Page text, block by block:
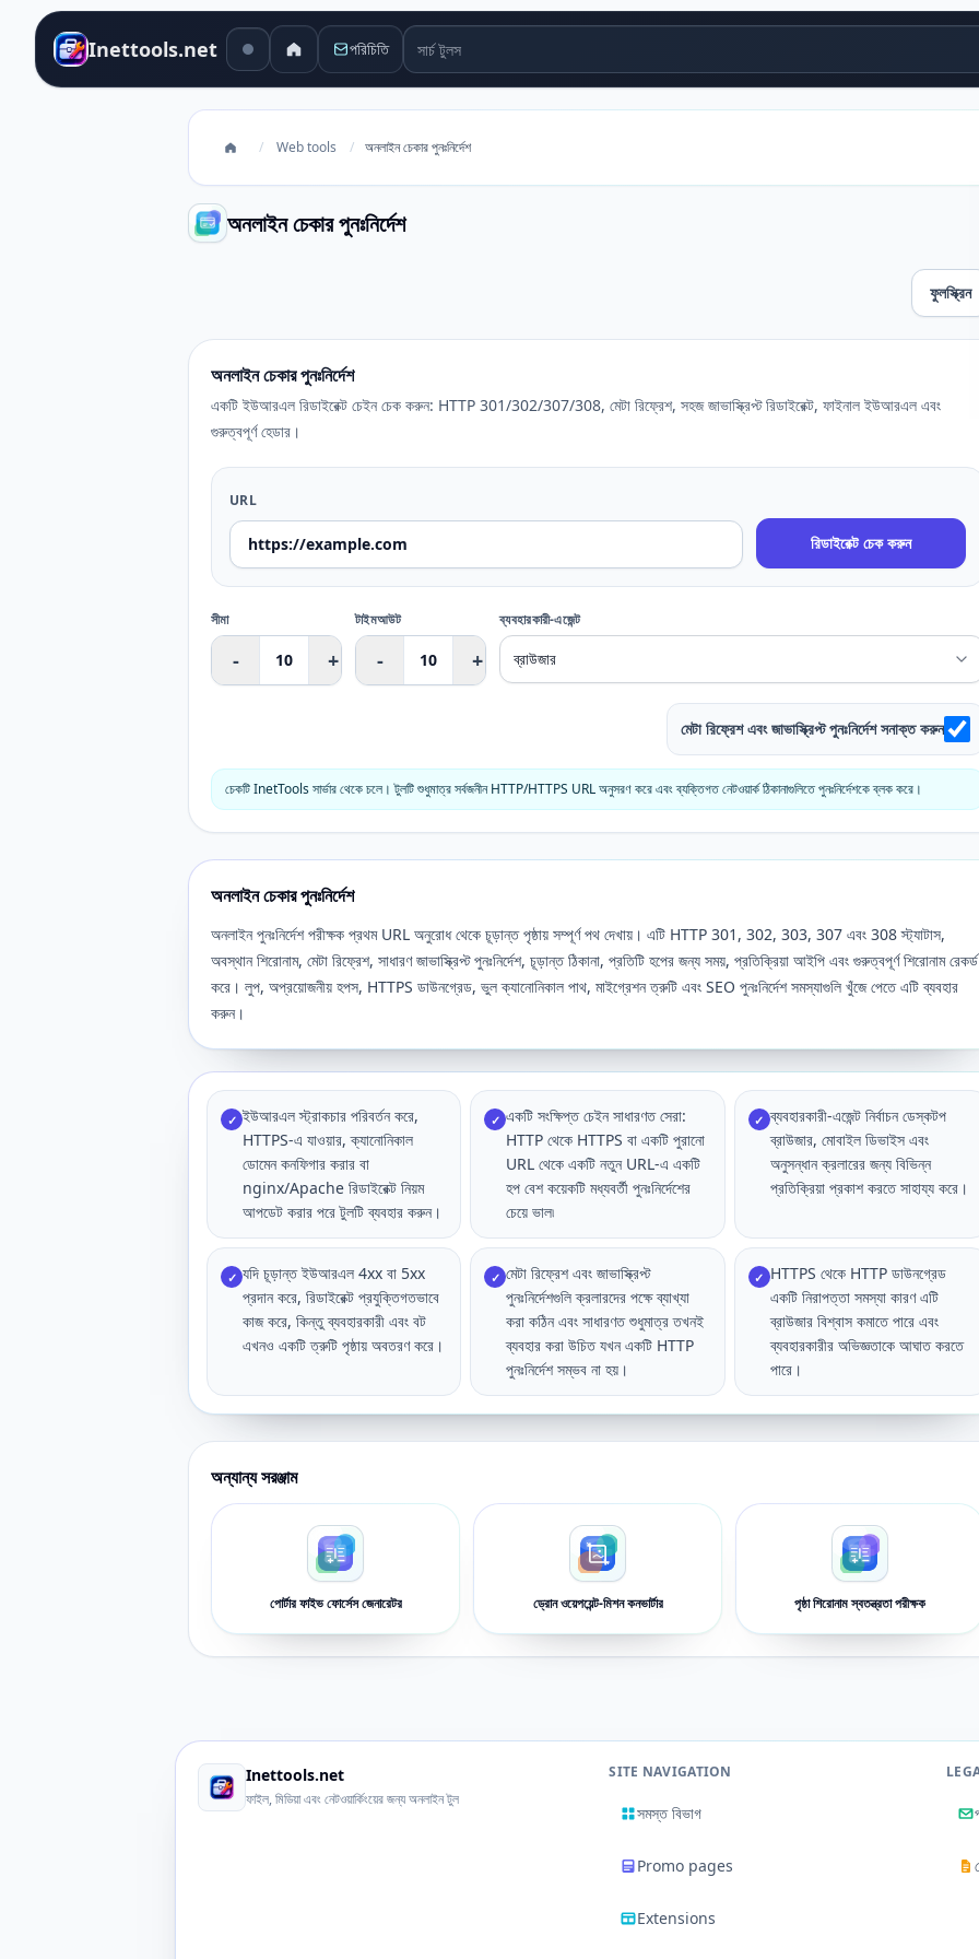
Inettools.net পরিচিতি সার্চ টুলস
/ Web tools / অনলাইন চেকার পুনঃনির্দেশ
অনলাইন চেকার পুনঃনির্দেশ
ফুলস্ক্রিন
অনলাইন চেকার পুনঃনির্দেশ
একটি ইউআরএল রিডাইরেক্ট চেইন চেক করুন: HTTP 301/302/307/308, মেটা রিফ্রেশ, সহজ জাভাস্ক্রিপ্ট রিডাইরেক্ট, ফাইনাল ইউআরএল এবং
গুরুত্বপূর্ণ হেডার।
URL
রিডাইরেক্ট চেক করুন
সীমা
- +
টাইমআউট
- +
ব্যবহারকারী-এজেন্ট
মেটা রিফ্রেশ এবং জাভাস্ক্রিপ্ট পুনঃনির্দেশ সনাক্ত করুন
চেকটি InetTools সার্ভার থেকে চলে। টুলটি শুধুমাত্র সর্বজনীন HTTP/HTTPS URL অনুসরণ করে এবং ব্যক্তিগত নেটওয়ার্ক ঠিকানাগুলিতে পুনঃনির্দেশকে ব্লক করে।
অনলাইন চেকার পুনঃনির্দেশ
অনলাইন পুনঃনির্দেশ পরীক্ষক প্রথম URL অনুরোধ থেকে চূড়ান্ত পৃষ্ঠায় সম্পূর্ণ পথ দেখায়। এটি HTTP 301, 302, 303, 307 এবং 308 স্ট্যাটাস,
অবস্থান শিরোনাম, মেটা রিফ্রেশ, সাধারণ জাভাস্ক্রিপ্ট পুনঃনির্দেশ, চূড়ান্ত ঠিকানা, প্রতিটি হপের জন্য সময়, প্রতিক্রিয়া আইপি এবং গুরুত্বপূর্ণ শিরোনাম রেকর্ড
করে। লুপ, অপ্রয়োজনীয় হপস, HTTPS ডাউনগ্রেড, ভুল ক্যানোনিকাল পাথ, মাইগ্রেশন ত্রুটি এবং SEO পুনঃনির্দেশ সমস্যাগুলি খুঁজে পেতে এটি ব্যবহার
করুন।
✓ ইউআরএল স্ট্রাকচার পরিবর্তন করে,
HTTPS-এ যাওয়ার, ক্যানোনিকাল
ডোমেন কনফিগার করার বা
nginx/Apache রিডাইরেক্ট নিয়ম
আপডেট করার পরে টুলটি ব্যবহার করুন।
✓ একটি সংক্ষিপ্ত চেইন সাধারণত সেরা:
HTTP থেকে HTTPS বা একটি পুরানো
URL থেকে একটি নতুন URL-এ একটি
হপ বেশ কয়েকটি মধ্যবর্তী পুনঃনির্দেশের
চেয়ে ভাল৷
✓ ব্যবহারকারী-এজেন্ট নির্বাচন ডেস্কটপ
ব্রাউজার, মোবাইল ডিভাইস এবং
অনুসন্ধান ক্রলারের জন্য বিভিন্ন
প্রতিক্রিয়া প্রকাশ করতে সাহায্য করে।
✓ যদি চূড়ান্ত ইউআরএল 4xx বা 5xx
প্রদান করে, রিডাইরেক্ট প্রযুক্তিগতভাবে
কাজ করে, কিন্তু ব্যবহারকারী এবং বট
এখনও একটি ত্রুটি পৃষ্ঠায় অবতরণ করে।
✓ মেটা রিফ্রেশ এবং জাভাস্ক্রিপ্ট
পুনঃনির্দেশগুলি ক্রলারদের পক্ষে ব্যাখ্যা
করা কঠিন এবং সাধারণত শুধুমাত্র তখনই
ব্যবহার করা উচিত যখন একটি HTTP
পুনঃনির্দেশ সম্ভব না হয়।
✓ HTTPS থেকে HTTP ডাউনগ্রেড
একটি নিরাপত্তা সমস্যা কারণ এটি
ব্রাউজার বিশ্বাস কমাতে পারে এবং
ব্যবহারকারীর অভিজ্ঞতাকে আঘাত করতে
পারে।
অন্যান্য সরঞ্জাম
পোর্টার ফাইভ ফোর্সেস জেনারেটর ড্রোন ওয়েপয়েন্ট-মিশন কনভার্টার পৃষ্ঠা শিরোনাম স্বতন্ত্রতা পরীক্ষক
Inettools.net
ফাইল, মিডিয়া এবং নেটওয়ার্কিংয়ের জন্য অনলাইন টুল
SITE NAVIGATION
সমস্ত বিভাগ
Promo pages
Extensions